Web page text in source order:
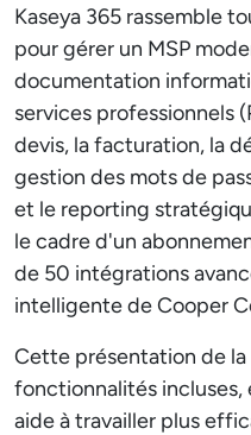
Kaseya 365 rassemble
pour gérer un MSP
documentation
services professionnels
devis, la facturation, la
gestion des mots de
et le reporting
le cadre d'un
de 50 intégrations
intelligente de Cooper
Cette présentation de
fonctionnalités incluses,
aide à travailler plus